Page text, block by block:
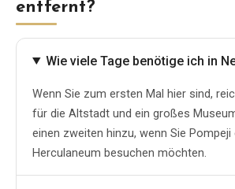
entfernt?
Wie viele Tage benötige ich in
Wenn Sie zum ersten Mal hier sind,
für die Altstadt und ein großes
einen zweiten hinzu, wenn Sie Pompeji
Herculaneum besuchen möchten.